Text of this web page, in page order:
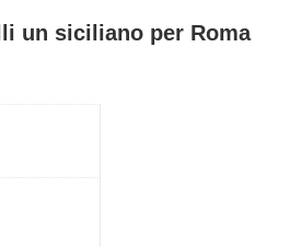
un siciliano per Roma